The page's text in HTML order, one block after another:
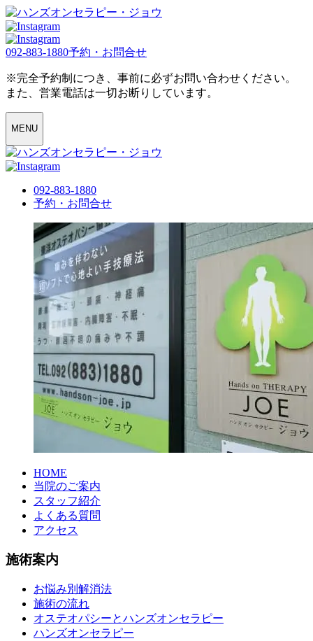
092-883-1880予約・お問合せ
※完全予約制につき、事前に必ずお問い合わせください。
また、営業電話は一切お断りしています。
MENU
092-883-1880
予約・お問合せ
HOME
当院のご案内
スタッフ紹介
よくある質問
アクセス
施術案内
お悩み別解消法
施術の流れ
オステオパシーとハンズオンセラピー
ハンズオンセラピー